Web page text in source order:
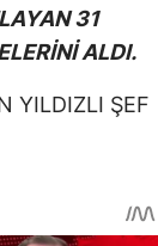
31
ALDI.